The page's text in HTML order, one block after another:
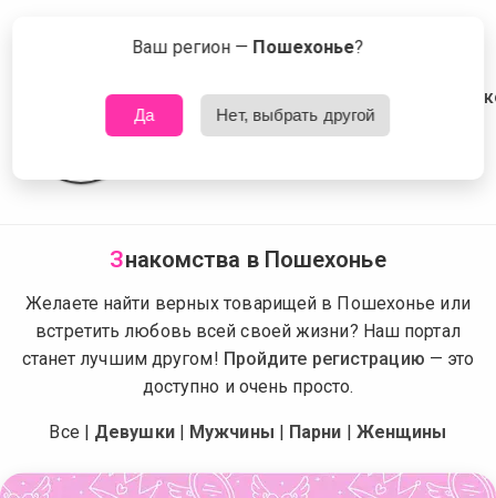
Сейчас знакомятся в Пошехонье Что это?
Знакомства в Пошехонье
Желаете найти верных товарищей в Пошехонье или
встретить любовь всей своей жизни? Наш портал
станет лучшим другом! Пройдите регистрацию — это
доступно и очень просто.
Все | Девушки| Мужчины | Парни | Женщины
Ваш регион — Пошехонье?
Да Нет, выбрать другой